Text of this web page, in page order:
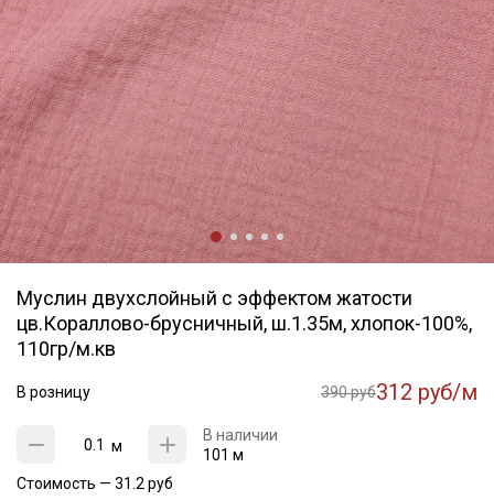
Муслин двухслойный с эффектом жатости
цв.Кораллово-брусничный, ш.1.35м, хлопок-100%,
110гр/м.кв
В розницу 390 руб312 руб/м
м
В наличии
101 м
Стоимость — 31.2 руб